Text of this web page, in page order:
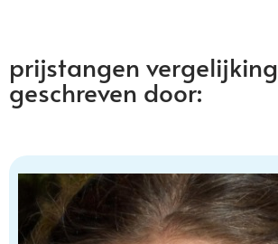
prijstangen vergelijking
geschreven door: